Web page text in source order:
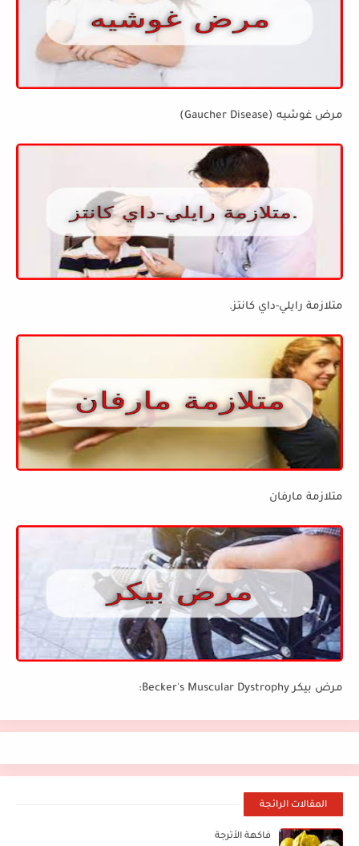
مرض غوشيه (Gaucher Disease)
متلازمة رايلي-داي كانتز.
متلازمة مارفان
مرض بيكر Becker's Muscular Dystrophy:
المقالات الرائجة
فاكهة الأترجة